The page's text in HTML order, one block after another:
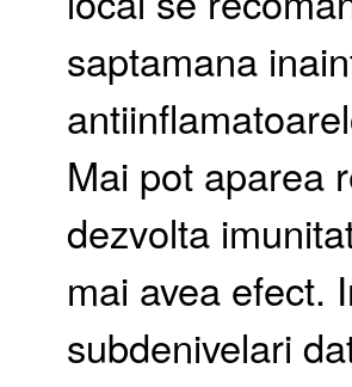
saptamana
Mai pot aparea
dezvolta
mai avea efect.
subdenivelari